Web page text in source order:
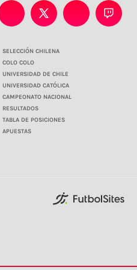
SELECCIÓN CHILENA
COLO COLO
UNIVERSIDAD DE CHILE
UNIVERSIDAD CATÓLICA
CAMPEONATO NACIONAL
RESULTADOS
TABLA DE POSICIONES
APUESTAS